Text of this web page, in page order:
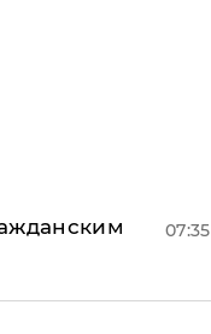
07:35